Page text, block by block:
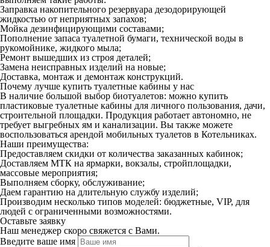
Заправка накопительного резервуара дезодорирующей
жидкостью от неприятных запахов;
Мойка дезинфицирующими составами;
Пополнение запаса туалетной бумаги, технической воды в
рукомойнике, жидкого мыла;
Ремонт вышедших из строя деталей;
Замена неисправных изделий на новые;
Доставка, монтаж и демонтаж конструкций.
Почему лучше купить туалетные кабины у нас
В наличие большой выбор биотуалетов: можно купить
пластиковые туалетные кабины для личного пользования, дачи,
строительной площадки. Продукция работает автономно, не
требует выгребных ям и канализации. Вы также можете
воспользоваться арендой мобильных туалетов в Котельниках.
Наши преимущества:
Предоставляем скидки от количества заказанных кабинок;
Доставляем МТК на ярмарки, вокзалы, стройплощадки,
массовые мероприятия;
Выполняем сборку, обслуживание;
Даем гарантию на длительную службу изделий;
Производим несколько типов моделей: бюджетные, VIP, для
людей с ограниченными возможностями.
Оставьте заявку
Наш менеджер скоро свяжется с Вами.
Введите ваше имя